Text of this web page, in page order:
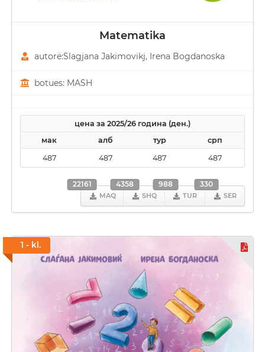
Matematika
autorë:Slagjana Јakimovikj, Irena Bogdanoska
botues: MASH
цена за 2025/26 година (ден.)
мак
алб тур
срп
487
487 487 487
MAQ
22161
SHQ
4358
TUR
988
SER
330
1 - kl.